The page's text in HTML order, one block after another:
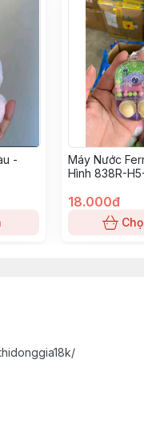
-
Máy Nước
Hình 838R-
18.000đ